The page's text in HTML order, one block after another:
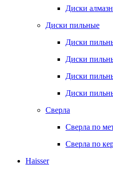
Диски
Диски пильные
Диски
Диски
Диски
Диски
Сверла
Сверла по
Сверла по
Haisser